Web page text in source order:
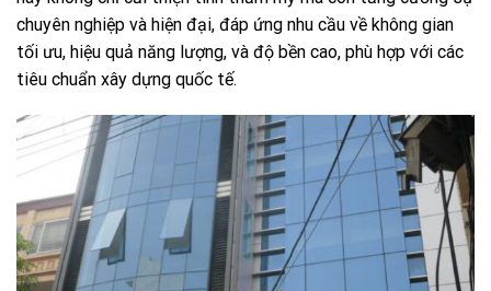
chuyên nghiệp và hiện đại, đáp ứng nhu cầu về không gian
tối ưu, hiệu quả năng lượng, và độ bền cao, phù hợp với các
tiêu chuẩn xây dựng quốc tế.